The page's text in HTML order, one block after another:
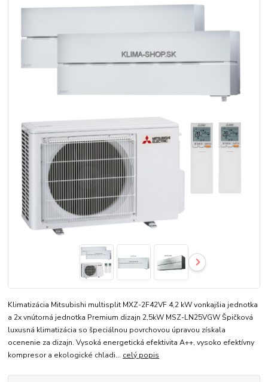
Klimatizácia Mitsubishi multisplit MXZ-2F42VF 4,2 kW vonkajšia jednotka
a 2x vnútorná jednotka Premium dizajn 2,5kW MSZ-LN25VGW Špičková
luxusná klimatizácia so špeciálnou povrchovou úpravou získala
ocenenie za dizajn. Vysoká energetická efektivita A++, vysoko efektívny
kompresor a ekologické chladi... celý popis